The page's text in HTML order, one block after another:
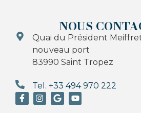
NOUS
Quai du Président
nouveau port
83990 Saint Tropez
Tel. +33 494 970 222